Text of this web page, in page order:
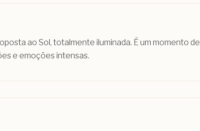
ao Sol, totalmente iluminada. É um momento de
e emoções intensas.